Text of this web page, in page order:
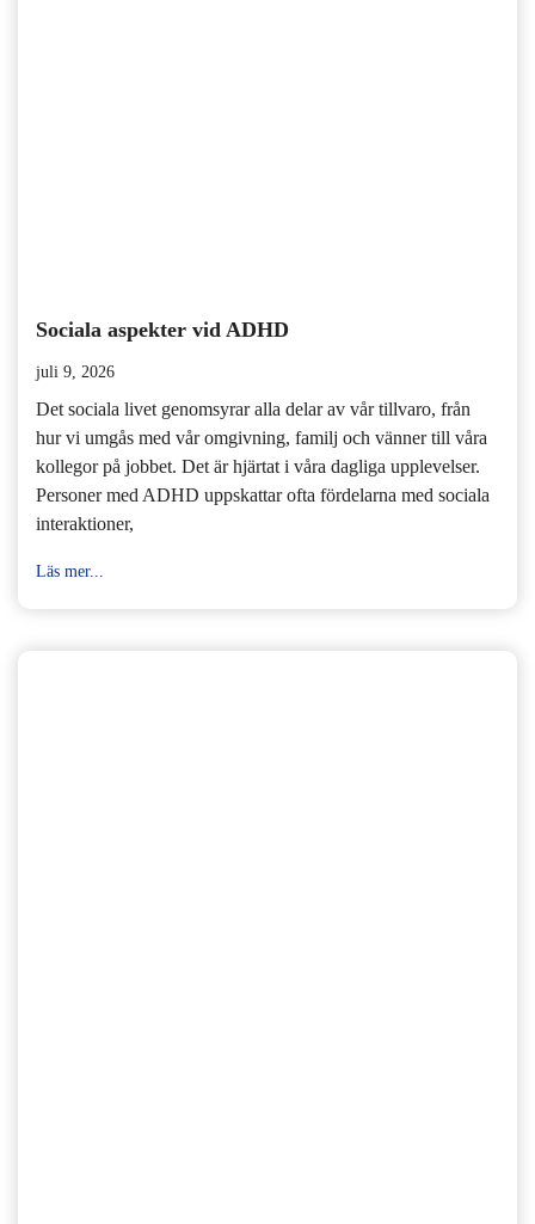
Sociala aspekter vid ADHD
juli 9, 2026
Det sociala livet genomsyrar alla delar av vår tillvaro, från
hur vi umgås med vår omgivning, familj och vänner till våra
kollegor på jobbet. Det är hjärtat i våra dagliga upplevelser.
Personer med ADHD uppskattar ofta fördelarna med sociala
interaktioner,
Läs mer...